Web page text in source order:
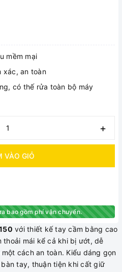
mềm mại
xác, an toàn
có thế rửa toàn bộ máy
+
VÀO GIỎ
bao gồm phí vận chuyển.
với thiết kế tay cầm bằng cao
thoải mái kể cả khi bị ướt, dễ
cách an toàn. Kiểu dáng gọn
tay, thuận tiện khi cất giữ